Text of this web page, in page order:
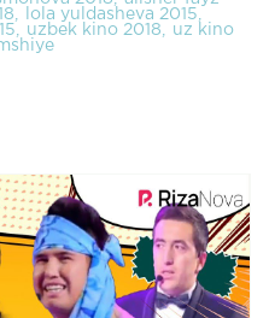
lola yuldasheva 2015
uzbek kino 2018
uz kino